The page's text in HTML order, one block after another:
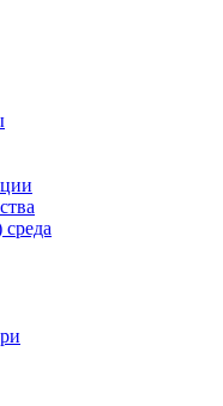
среда